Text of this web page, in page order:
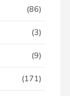
(86)
(3)
(9)
(171)